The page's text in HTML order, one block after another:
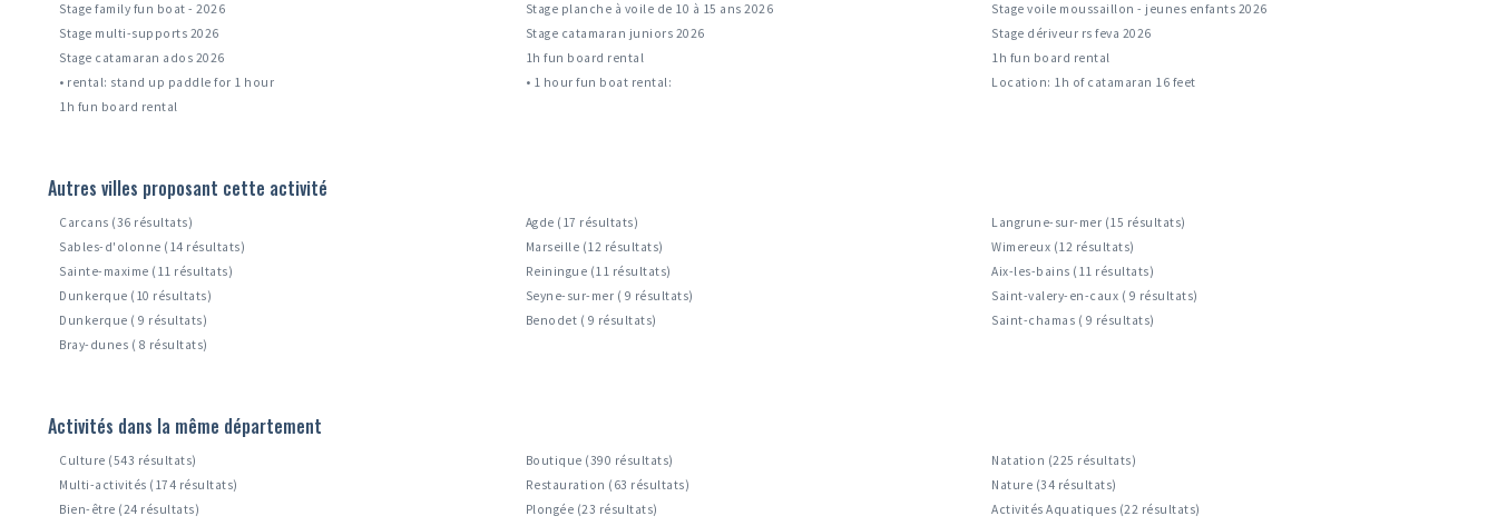
Stage family fun boat - 2026
Stage planche à voile de 10 à 15 ans 2026
Stage voile moussaillon - jeunes enfants 2026
Stage multi-supports 2026
Stage catamaran juniors 2026
Stage dériveur rs feva 2026
Stage catamaran ados 2026
1h fun board rental
1h fun board rental
• rental: stand up paddle for 1 hour
• 1 hour fun boat rental:
Location: 1h of catamaran 16 feet
1h fun board rental
Autres villes proposant cette activité
Carcans (36 résultats) Agde (17 résultats)
Langrune-sur-mer (15 résultats)
Sables-d'olonne (14 résultats)
Marseille (12 résultats)
Wimereux (12 résultats)
Sainte-maxime (11 résultats)
Reiningue (11 résultats)
Aix-les-bains (11 résultats)
Dunkerque (10 résultats)
Seyne-sur-mer ( 9 résultats)
Saint-valery-en-caux ( 9 résultats)
Dunkerque ( 9 résultats)
Benodet ( 9 résultats)
Saint-chamas ( 9 résultats)
Bray-dunes ( 8 résultats)
Activités dans la même département
Culture (543 résultats) Boutique (390 résultats)
Natation (225 résultats)
Multi-activités (174 résultats)
Restauration (63 résultats)
Nature (34 résultats)
Bien-être (24 résultats)
Plongée (23 résultats)
Activités Aquatiques (22 résultats)